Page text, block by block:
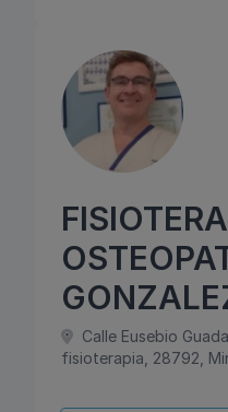
Calle Eusebio
fisioterapia, 28792,